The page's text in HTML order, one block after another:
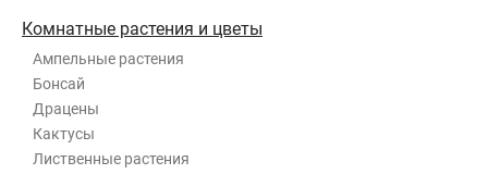
Комнатные растения и цветы
Ампельные растения
Бонсай
Драцены
Кактусы
Лиственные растения